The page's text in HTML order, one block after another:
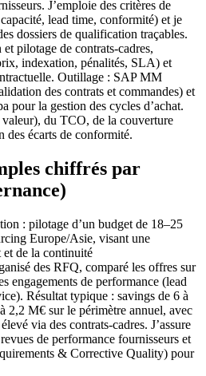
J’emploie des critères de
lead time, conformité) et je
dossiers de qualification traçables.
pilotage de contrats-cadres,
indexation, pénalités, SLA) et
Outillage : SAP MM
des contrats et commandes) et
pour la gestion des cycles d’achat.
du TCO, de la couverture
des écarts de conformité.
chiffrés par
: pilotage d’un budget de 18–25
Europe/Asie, visant une
de la continuité
des RFQ, comparé les offres sur
engagements de performance (lead
Résultat typique : savings de 6 à
2,2 M€ sur le périmètre annuel, avec
via des contrats-cadres. J’assure
de performance fournisseurs et
& Corrective Quality) pour